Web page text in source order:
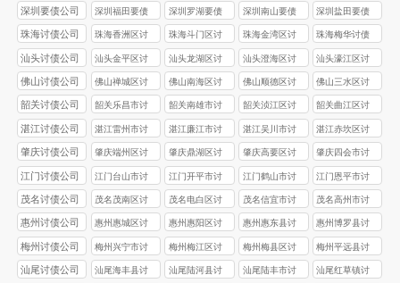
债公司
债公司
债公司
债公司
深圳要债公司
深圳福田要债
公司
深圳罗湖要债
公司
深圳南山要债
公司
深圳盐田要债
公司
珠海讨债公司
珠海香洲区讨
债公司
珠海斗门区讨
债公司
珠海金湾区讨
债公司
珠海梅华讨债
公司
汕头讨债公司
汕头金平区讨
债公司
汕头龙湖区讨
债公司
汕头澄海区讨
债公司
汕头濠江区讨
债公司
佛山讨债公司
佛山禅城区讨
债公司
佛山南海区讨
债公司
佛山顺德区讨
债公司
佛山三水区讨
债公司
韶关讨债公司
韶关乐昌市讨
债公司
韶关南雄市讨
债公司
韶关浈江区讨
债公司
韶关‌曲江区讨
债公司
湛江讨债公司
湛江雷州市‌讨
债公司
湛江‌‌廉江市‌讨
债公司
湛江‌‌吴川市讨
债公司
湛江赤坎区‌讨
债公司
肇庆讨债公司
肇庆‌端州区讨
债公司
肇庆鼎湖区讨
债公司
肇庆高要区讨
债公司
肇庆四会市讨
债公司
江门讨债公司
江门台山市讨
债公司
江门开平市讨
债公司
江门鹤山市讨
债公司
江门恩平市讨
债公司
茂名讨债公司
茂名茂南区讨
债公司
茂名电白区讨
债公司
茂名信宜市讨
债公司
茂名高州市讨
债公司
惠州讨债公司
惠州惠城区讨
债公司
惠州惠阳区讨
债公司
惠州惠东县讨
债公司
惠州博罗县讨
债公司
梅州讨债公司
梅州兴宁市讨
债公司
梅州梅江区讨
债公司
梅州梅县区讨
债公司
梅州平远县讨
债公司
汕尾讨债公司
汕尾海丰县讨
汕尾陆河县讨
汕尾陆丰市讨
汕尾红草镇讨